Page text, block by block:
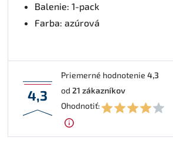
Balenie: 1-pack
Farba: azúrová
4,3
Priemerné hodnotenie4,3
od21 zákazníkov
Ohodnotiť: